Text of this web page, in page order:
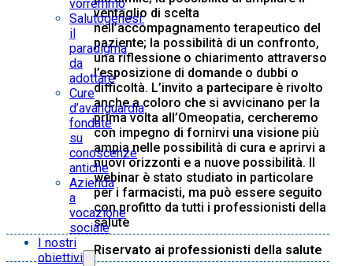
vorremmo
Salutogenesi:
il
paradigma
da
adottare
Cure
d’avanguardia
fondate
su
conoscenze
antiche
Azienda
a
vocazione
sociale
I nostri
obiettivi
ventaglio di scelta
nell’accompagnamento terapeutico del
paziente; la possibilità di un confronto,
una riflessione o chiarimento attraverso
l’esposizione di domande o dubbi o
difficoltà. L’invito a partecipare è rivolto
anche a coloro che si avvicinano per la
prima volta all’Omeopatia, cercheremo
con impegno di fornirvi una visione più
ampia nelle possibilità di cura e aprirvi a
nuovi orizzonti e a nuove possibilità. Il
webinar è stato studiato in particolare
per i farmacisti, ma può essere seguito
con profitto da tutti i professionisti della
salute
Riservato ai professionisti della salute